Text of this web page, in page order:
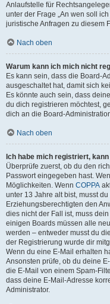
Anlaufstelle für
unter der Frage „An wen soll
juristische Anfragen zu diesem
Nach oben
Warum kann ich mich nicht
Es kann sein, dass die Board-
ausgeschaltet hat, damit sich
Es könnte auch sein, dass
du dich registrieren möchtest,
dich an die Board-
Nach oben
Ich habe mich registriert,
Überprüfe zuerst, ob du den
Passwort eingegeben hast.
Möglichkeiten. Wenn COPPA
unter 13 Jahre alt bist, musst
Erziehungsberechtigten den
dies nicht der Fall ist, muss
einigen Boards müssen alle
werden – entweder musst du
der Registrierung wurde dir
Wenn du eine E-Mail erhalten
Ansonsten prüfe, ob du deine
die E-Mail von einem Spam-
dass deine E-Mail-Adresse
Administrator.